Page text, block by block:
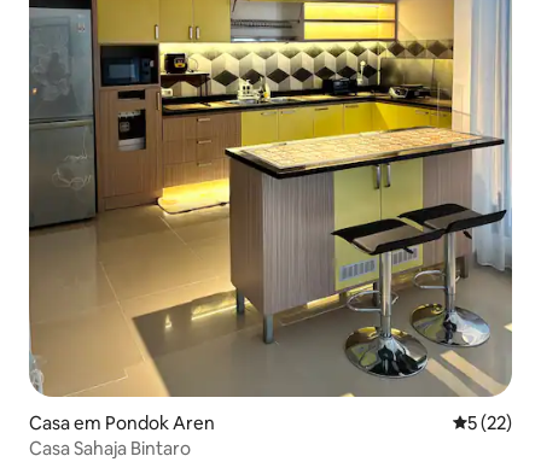
Casa em Pondok Aren
5 (22)
Casa Sahaja Bintaro